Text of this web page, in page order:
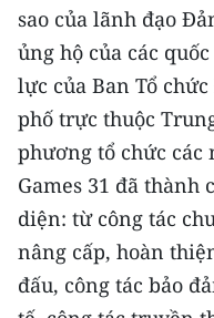
sao của lãnh đạo
ủng hộ của các
lực của Ban Tổ
phố trực thuộc
phương tổ chức các
Games 31 đã
diện: từ công tác
nâng cấp, hoàn
đấu, công tác bảo